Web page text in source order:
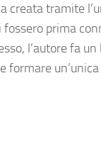
creata tramite
prima
l’autore fa
formare